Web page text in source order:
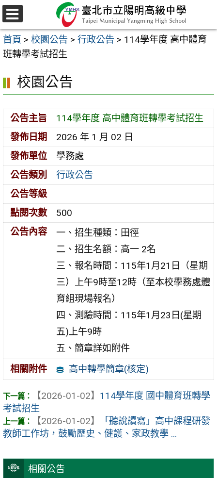
跳
至
主
要
容
區
選
單
首頁 > 校園公告 > 行政公告 > 114學年度 高中體育
班轉學考試招生
相關公告
校園公告
公告主旨
114學年度 高中體育班轉學考試招生
發佈日期
2026 年 1 月 02 日
發佈單位
學務處
公告類別
行政公告
公告等級
點閱次數
500
公告內容
一、招生種類：田徑
二、招生名額：高一 2名
三、報名時間：115年1月21日（星期
三）上午9時至12時（至本校學務處體
育組現場報名）
四、測驗時間：115年1月23日(星期
五)上午9時
五、簡章詳如附件
相關附件
高中轉學簡章(核定)
【2026-01-02】 114學年度 國中體育班轉學
考試招生
【2026-01-02】
「聽說讀寫」高中課程研發
教師工作坊，鼓勵歷史、健護、家政教學 ...